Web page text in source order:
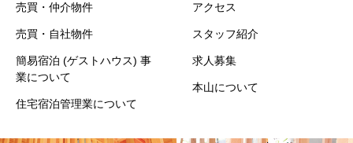
売買・仲介物件
売買・自社物件
簡易宿泊 (ゲストハウス) 事
業について
住宅宿泊管理業について
アクセス
スタッフ紹介
求人募集
本山について